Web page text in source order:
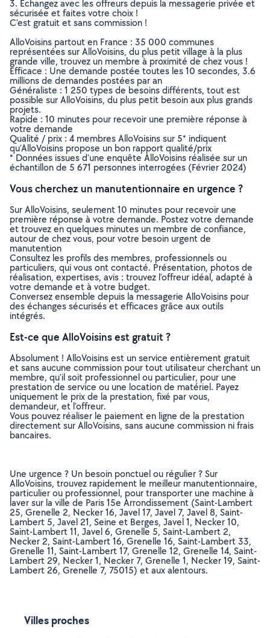
3. Echangez avec les offreurs depuis la messagerie privée et
sécurisée et faites votre choix !
C’est gratuit et sans commission !
AlloVoisins partout en France : 35 000 communes
représentées sur AlloVoisins, du plus petit village à la plus
grande ville, trouvez un membre à proximité de chez vous !
Efficace : Une demande postée toutes les 10 secondes, 3.6
millions de demandes postées par an
Généraliste : 1 250 types de besoins différents, tout est
possible sur AlloVoisins, du plus petit besoin aux plus grands
projets.
Rapide : 10 minutes pour recevoir une première réponse à
votre demande
Qualité / prix : 4 membres AlloVoisins sur 5* indiquent
qu’AlloVoisins propose un bon rapport qualité/prix
* Données issues d’une enquête AlloVoisins réalisée sur un
échantillon de 5 671 personnes interrogées (Février 2024)
Vous cherchez un manutentionnaire en urgence ?
Sur AlloVoisins, seulement 10 minutes pour recevoir une
première réponse à votre demande. Postez votre demande
et trouvez en quelques minutes un membre de confiance,
autour de chez vous, pour votre besoin urgent de
manutention
Consultez les profils des membres, professionnels ou
particuliers, qui vous ont contacté. Présentation, photos de
réalisation, expertises, avis : trouvez l'offreur idéal, adapté à
votre demande et à votre budget.
Conversez ensemble depuis la messagerie AlloVoisins pour
des échanges sécurisés et efficaces grâce aux outils
intégrés.
Est-ce que AlloVoisins est gratuit ?
Absolument ! AlloVoisins est un service entièrement gratuit
et sans aucune commission pour tout utilisateur cherchant un
membre, qu’il soit professionnel ou particulier, pour une
prestation de service ou une location de matériel. Payez
uniquement le prix de la prestation, fixé par vous,
demandeur, et l’offreur.
Vous pouvez réaliser le paiement en ligne de la prestation
directement sur AlloVoisins, sans aucune commission ni frais
bancaires.
Une urgence ? Un besoin ponctuel ou régulier ? Sur
AlloVoisins, trouvez rapidement le meilleur manutentionnaire,
particulier ou professionnel, pour transporter une machine à
laver sur la ville de Paris 15e Arrondissement (Saint-Lambert
25, Grenelle 2, Necker 16, Javel 17, Javel 7, Javel 8, Saint-
Lambert 5, Javel 21, Seine et Berges, Javel 1, Necker 10,
Saint-Lambert 11, Javel 6, Grenelle 5, Saint-Lambert 2,
Necker 2, Saint-Lambert 16, Grenelle 16, Saint-Lambert 33,
Grenelle 11, Saint-Lambert 17, Grenelle 12, Grenelle 14, Saint-
Lambert 29, Necker 1, Necker 7, Grenelle 1, Necker 19, Saint-
Lambert 26, Grenelle 7, 75015) et aux alentours.
Villes proches